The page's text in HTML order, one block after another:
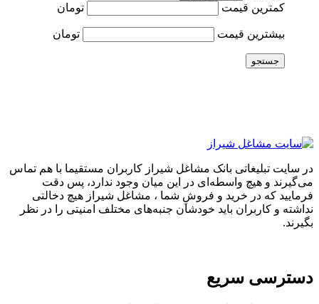
کمترین قیمت
تومان
بیشترین قیمت تومان
جستجو
در سایت تبلیغاتی بانک مشاغل شیراز کاربران مستقیما با هم تماس
می‌گیرند و هیچ واسطه‌ای در این میان وجود ندارد، پس دقت
فرمایید که در خرید و فروشِ شما ، مشاغل شیراز هیچ دخالتی
نداشته و کاربران باید خودشان جنبه‌های مختلف امنیتی را در نظر
بگیرند.
دسترسی سریع